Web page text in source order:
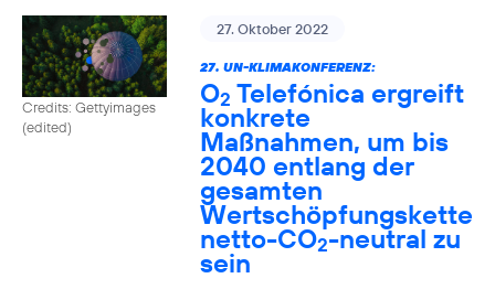
Credits: Gettyimages
(edited)
27. Oktober 2022
27. UN-KLIMAKONFERENZ:
O2 Telefónica ergreift
konkrete
Maßnahmen, um bis
2040 entlang der
gesamten
Wertschöpfungskette
netto-CO2-neutral zu
sein